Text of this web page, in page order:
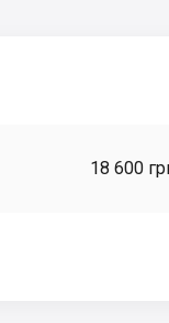
18 600